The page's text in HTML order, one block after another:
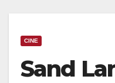
CINE
Sand